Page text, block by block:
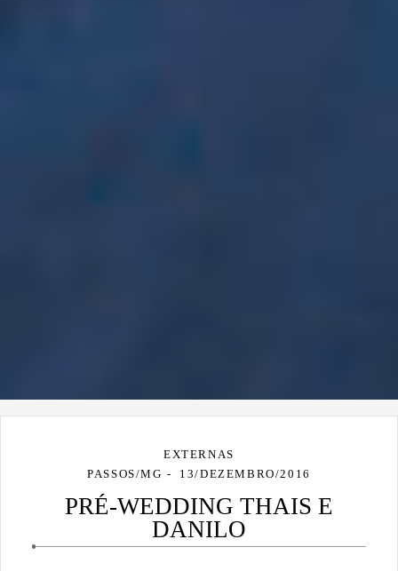
EXTERNAS
PASSOS/MG
13/DEZEMBRO/2016
PRÉ-WEDDING THAIS E
DANILO